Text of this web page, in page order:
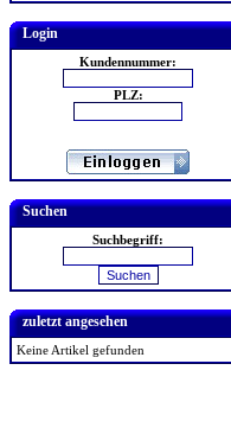
Login
Kundennummer:
PLZ:
Suchen
Suchbegriff:
zuletzt angesehen
Keine Artikel gefunden